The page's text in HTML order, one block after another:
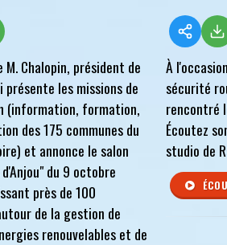
M. Chalopin, président de
présente les missions de
(information, formation,
des 175 communes du
et annonce le salon
du 9 octobre
près de 100
de la gestion de
renouvelables et de
À
sécurité
rencontré
Écoutez
studio de